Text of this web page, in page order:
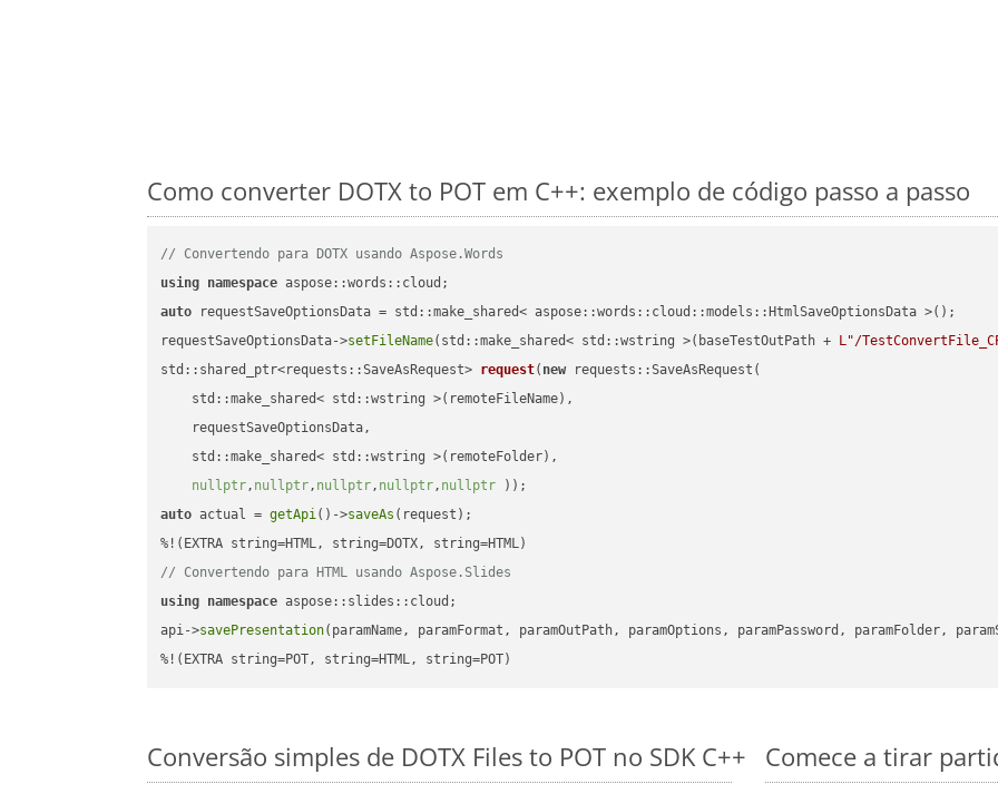
Como converter DOTX to POT em C++: exemplo de código passo a passo
// Convertendo para DOTX usando Aspose.Words
using namespace
auto requestSaveOptionsData = std::make_shared< aspose::words::cloud::models::HtmlSaveOptionsData >();
requestSaveOptionsData->setFileName(std::make_shared< std::wstring >(baseTestOutPath + L"/
std::shared_ptr<requests::SaveAsRequest> request( new requests::SaveAsRequest(
    std::make_shared< std::wstring >(remoteFileName),
    requestSaveOptionsData,
    std::make_shared< std::wstring >(remoteFolder),
nullptr, nullptr, nullptr, nullptr, nullptr ))
auto actual = getApi()->saveAs (request);
// Convertendo para HTML usando Aspose.Slides
using namespace aspose::slides::cloud;
api->savePresentation(paramName, paramFormat, paramOutPath, paramOptions, paramPassword, paramFolder,
%!(EXTRA string=POT, string=HTML, string=POT)
Conversão simples de DOTX Files to POT no SDK C++ Comece a tirar